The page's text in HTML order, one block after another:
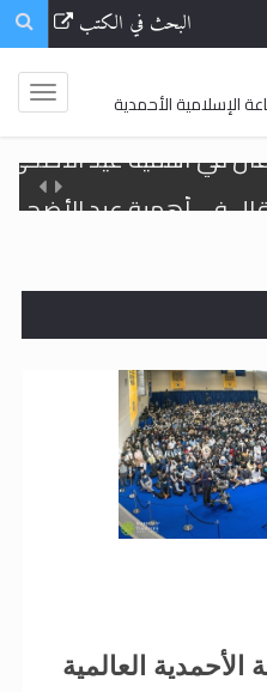
البحث في الكتب
الإسلامية الأحمدية
في أهمية عيد
الجماعة >> المزيد
الجماعة >> المزيد
وتعرّف على حقيقة
في أهمية عيد
الأحمدية العالمية